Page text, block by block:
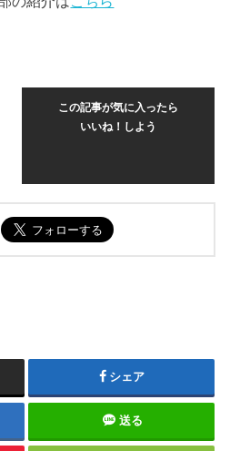
この記事が気に入ったら
いいね！しよう
シェア
送る